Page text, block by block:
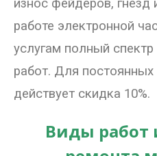
износ фейдеров, гнезд
работе электронной
услугам полный
работ. Для постоянных
действует скидка 10%.
Виды работ